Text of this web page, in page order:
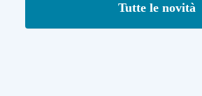
Tutte le novità